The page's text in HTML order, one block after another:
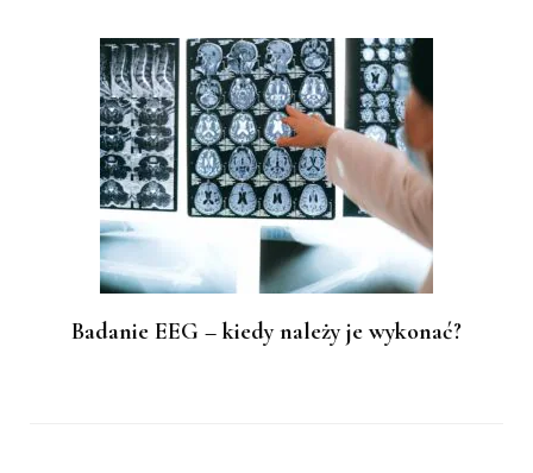
Badanie EEG – kiedy należy je wykonać?